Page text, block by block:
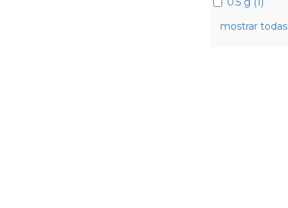
mostrar todas